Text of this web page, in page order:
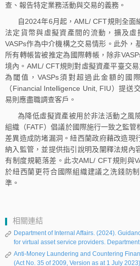
查、報告特定業務活動與交易的義務。
自2024年6月起，AML/ CFT規則全面
法定貨幣與虛擬資產間的流動，擴及
VASPs作為中介機構之交易情形。此外，
所有轉帳皆被推定為國際轉帳，除非
境內。AML/ CFT規則對虛擬資產平臺交
為閾值，VASPs須對超過此金額的國
（Financial Intelligence Unit, FIU）提送
易則應盡職調查客戶。
為降低虛擬資產被用於非法活動之風
組織（FATF）倡議於國際施行一致之監
差異造成防堵漏洞。紐西蘭政府藉改造現
納入監管，並提供指引說明及闡釋法規內
有制度規範落差。此次AML/ CFT規則與
於紐西蘭更符合國際組織建議之洗錢防
準。
相關連結
Department of Internal Affairs. (2024).
for virtual asset service providers.
Anti-Money Laundering and Countering
(Act No. 35 of 2009, Version as at 1 July